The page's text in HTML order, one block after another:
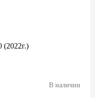
(2022г.)
В наличии